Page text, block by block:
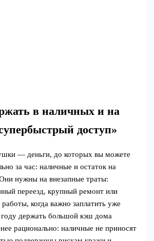
в наличных и на
доступ»
— деньги, до которых вы можете
за час: наличные и остаток на
нужны на внезапные траты:
переезд, крупный ремонт или
когда важно заплатить уже
держать большой кэш дома
рационально: наличные не приносят